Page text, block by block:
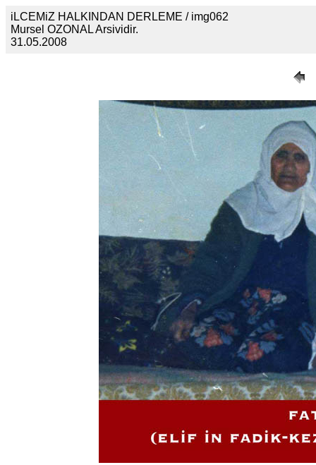
iLCEMiZ HALKINDAN DERLEME / img062
Mursel OZONAL Arsividir.
31.05.2008